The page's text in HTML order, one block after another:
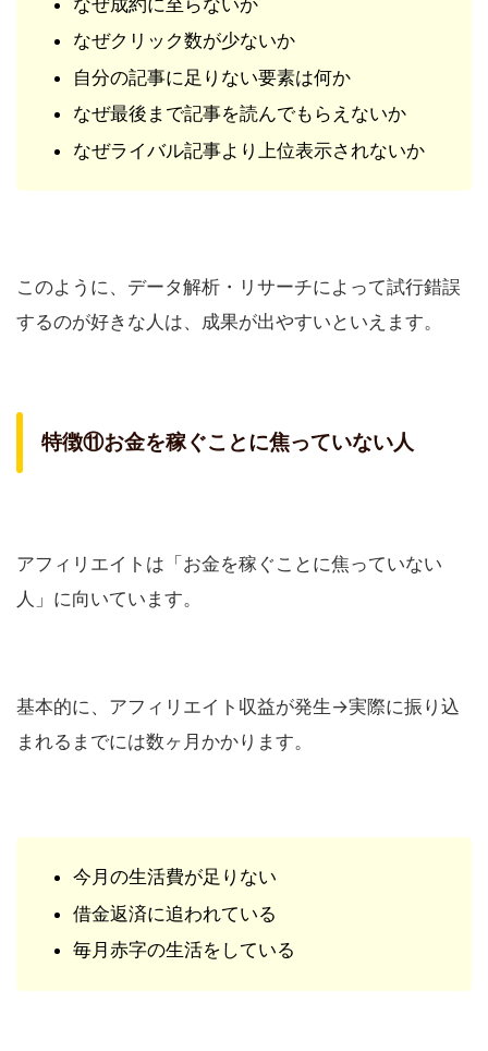
なぜクリック数が少ないか
自分の記事に足りない要素は何か
なぜ最後まで記事を読んでもらえないか
なぜライバル記事より上位表示されないか
このように、データ解析・リサーチによって試行錯誤
するのが好きな人は、成果が出やすいといえます。
特徴⑪お金を稼ぐことに焦っていない人
アフィリエイトは「お金を稼ぐことに焦っていない
人」に向いています。
基本的に、アフィリエイト収益が発生→実際に振り込
まれるまでには数ヶ月かかります。
今月の生活費が足りない
借金返済に追われている
毎月赤字の生活をしている